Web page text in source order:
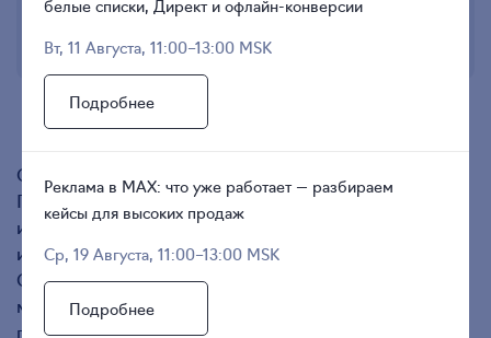
Кнопка создания первой кампании
Откроется окно со всеми настройками.
Познакомьтесь с интерфейсом рекламной системы
и параметрами кампаний, а для ведения рекламы
используйте инструмент в личном кабинете eLama.
С ним вы сможете автоматизировать управление:
массово редактировать и запускать кампании,
группировать объявления, оценивать результаты
белые списки, Директ и офлайн-конверсии
Вт, 11 Августа, 11:00–13:00 MSK
Подробнее
Реклама в MAX: что уже работает — разбираем
кейсы для высоких продаж
Ср, 19 Августа, 11:00–13:00 MSK
Подробнее